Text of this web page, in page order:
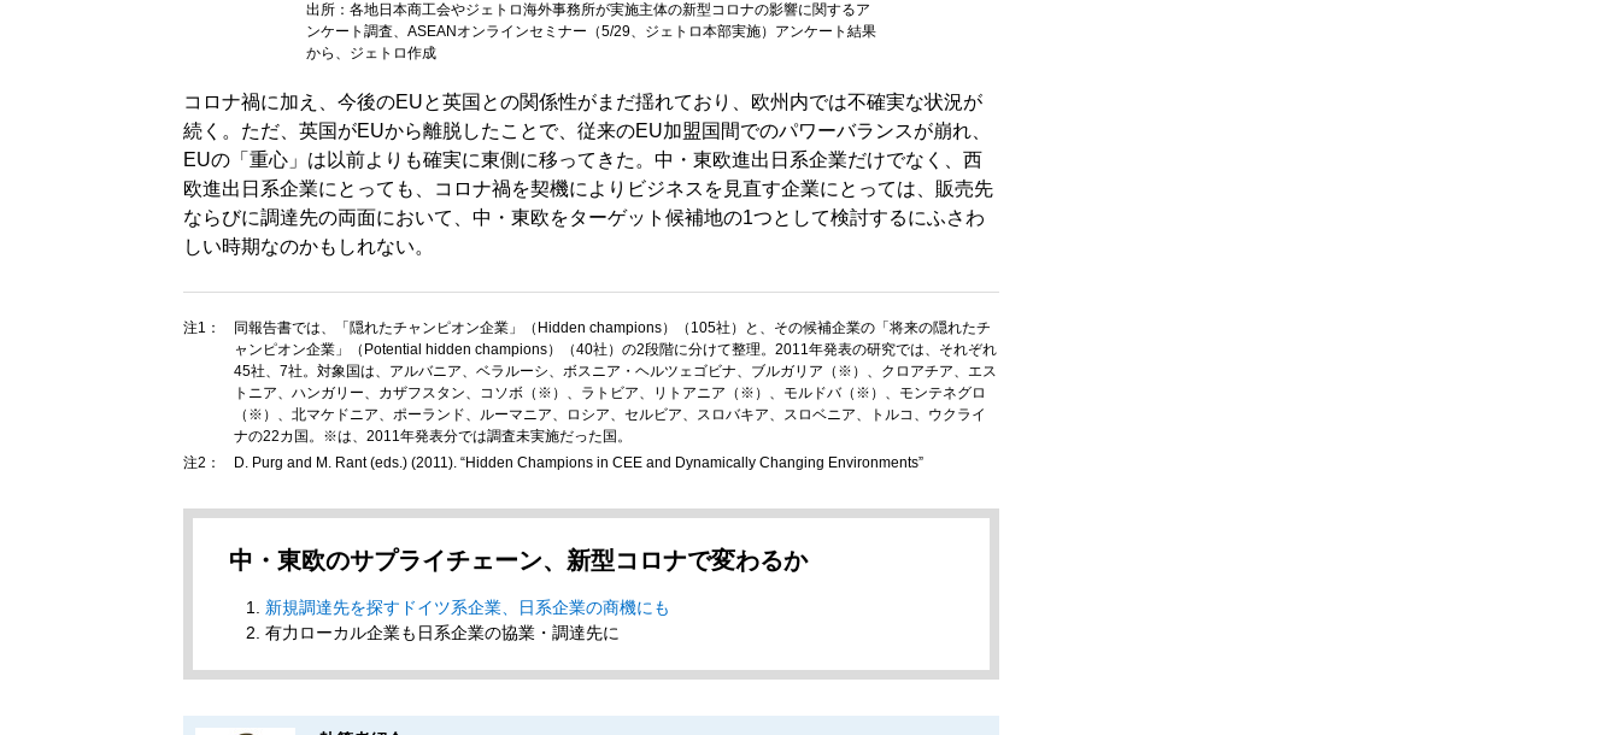
出所：各地日本商工会やジェトロ海外事務所が実施主体の新型コロナの影響に関するア
ンケート調査、ASEANオンラインセミナー（5/29、ジェトロ本部実施）アンケート結果
から、ジェトロ作成
コロナ禍に加え、今後のEUと英国との関係性がまだ揺れており、欧州内では不確実な状況が
続く。ただ、英国がEUから離脱したことで、従来のEU加盟国間でのパワーバランスが崩れ、
EUの「重心」は以前よりも確実に東側に移ってきた。中・東欧進出日系企業だけでなく、西
欧進出日系企業にとっても、コロナ禍を契機によりビジネスを見直す企業にとっては、販売先
ならびに調達先の両面において、中・東欧をターゲット候補地の1つとして検討するにふさわ
しい時期なのかもしれない。
注1：
同報告書では、「隠れたチャンピオン企業」（Hidden champions）（105社）と、その候補企業の「将来の隠れたチ
ャンピオン企業」（Potential hidden champions）（40社）の2段階に分けて整理。2011年発表の研究では、それぞれ
45社、7社。対象国は、アルバニア、ベラルーシ、ボスニア・ヘルツェゴビナ、ブルガリア（※）、クロアチア、エス
トニア、ハンガリー、カザフスタン、コソボ（※）、ラトビア、リトアニア（※）、モルドバ（※）、モンテネグロ
（※）、北マケドニア、ポーランド、ルーマニア、ロシア、セルビア、スロバキア、スロベニア、トルコ、ウクライ
ナの22カ国。※は、2011年発表分では調査未実施だった国。
注2：
D. Purg and M. Rant (eds.) (2011). “Hidden Champions in CEE and Dynamically Changing Environments”
中・東欧のサプライチェーン、新型コロナで変わるか
新規調達先を探すドイツ系企業、日系企業の商機にも
有力ローカル企業も日系企業の協業・調達先に